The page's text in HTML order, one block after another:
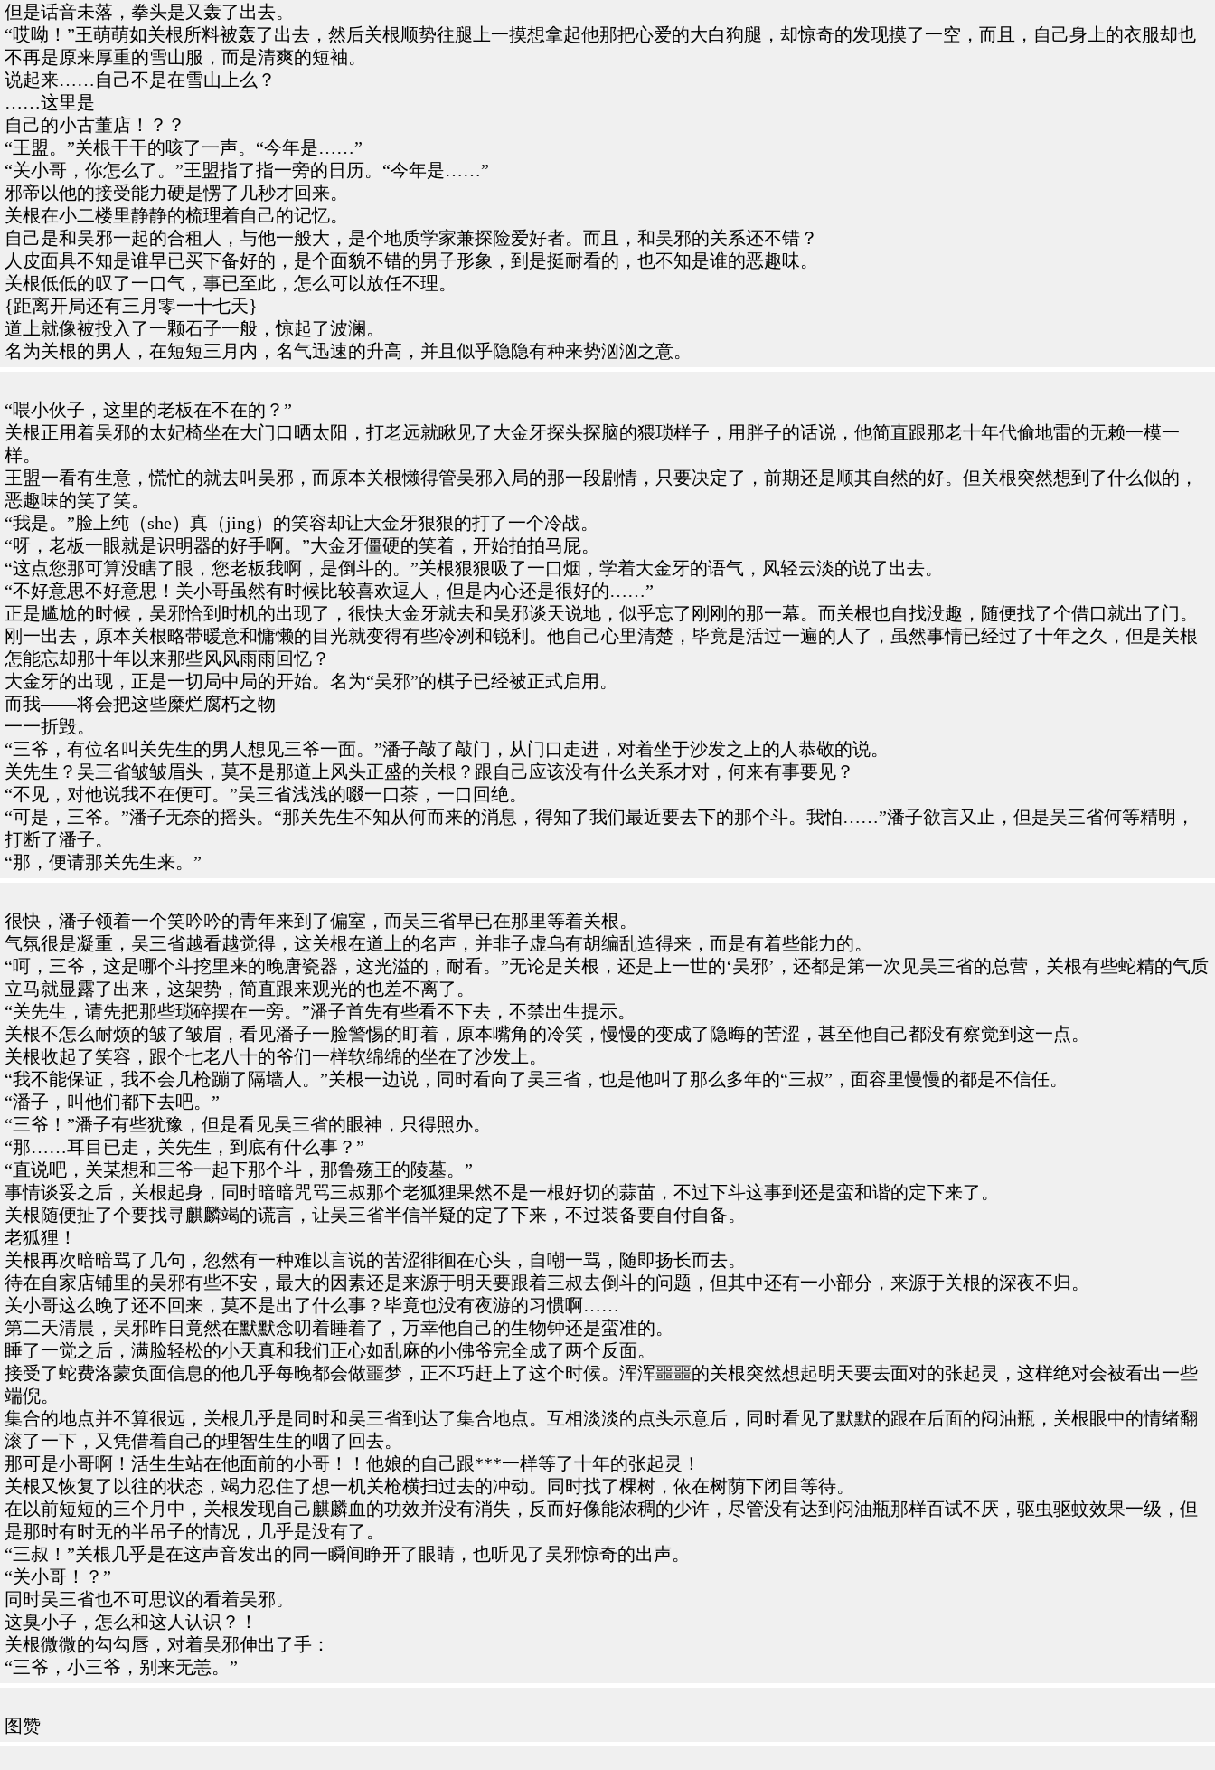
但是话音未落，拳头是又轰了出去。
“哎呦！”王萌萌如关根所料被轰了出去，然后关根顺势往腿上一摸想拿起他那把心爱的大白狗腿，却惊奇的发现摸了一空，而且，自己身上的衣服却也
不再是原来厚重的雪山服，而是清爽的短袖。
说起来……自己不是在雪山上么？
……这里是
自己的小古董店！？？
“王盟。”关根干干的咳了一声。“今年是……”
“关小哥，你怎么了。”王盟指了指一旁的日历。“今年是……”
邪帝以他的接受能力硬是愣了几秒才回来。
关根在小二楼里静静的梳理着自己的记忆。
自己是和吴邪一起的合租人，与他一般大，是个地质学家兼探险爱好者。而且，和吴邪的关系还不错？
人皮面具不知是谁早已买下备好的，是个面貌不错的男子形象，到是挺耐看的，也不知是谁的恶趣味。
关根低低的叹了一口气，事已至此，怎么可以放任不理。
{距离开局还有三月零一十七天}
道上就像被投入了一颗石子一般，惊起了波澜。
名为关根的男人，在短短三月内，名气迅速的升高，并且似乎隐隐有种来势汹汹之意。
“喂小伙子，这里的老板在不在的？”
关根正用着吴邪的太妃椅坐在大门口晒太阳，打老远就瞅见了大金牙探头探脑的猥琐样子，用胖子的话说，他简直跟那老十年代偷地雷的无赖一模一
样。
王盟一看有生意，慌忙的就去叫吴邪，而原本关根懒得管吴邪入局的那一段剧情，只要决定了，前期还是顺其自然的好。但关根突然想到了什么似的，
恶趣味的笑了笑。
“我是。”脸上纯（she）真（jing）的笑容却让大金牙狠狠的打了一个冷战。
“呀，老板一眼就是识明器的好手啊。”大金牙僵硬的笑着，开始拍拍马屁。
“这点您那可算没瞎了眼，您老板我啊，是倒斗的。”关根狠狠吸了一口烟，学着大金牙的语气，风轻云淡的说了出去。
“不好意思不好意思！关小哥虽然有时候比较喜欢逗人，但是内心还是很好的……”
正是尴尬的时候，吴邪恰到时机的出现了，很快大金牙就去和吴邪谈天说地，似乎忘了刚刚的那一幕。而关根也自找没趣，随便找了个借口就出了门。
刚一出去，原本关根略带暖意和慵懒的目光就变得有些冷冽和锐利。他自己心里清楚，毕竟是活过一遍的人了，虽然事情已经过了十年之久，但是关根
怎能忘却那十年以来那些风风雨雨回忆？
大金牙的出现，正是一切局中局的开始。名为“吴邪”的棋子已经被正式启用。
而我——将会把这些糜烂腐朽之物
一一折毁。
“三爷，有位名叫关先生的男人想见三爷一面。”潘子敲了敲门，从门口走进，对着坐于沙发之上的人恭敬的说。
关先生？吴三省皱皱眉头，莫不是那道上风头正盛的关根？跟自己应该没有什么关系才对，何来有事要见？
“不见，对他说我不在便可。”吴三省浅浅的啜一口茶，一口回绝。
“可是，三爷。”潘子无奈的摇头。“那关先生不知从何而来的消息，得知了我们最近要去下的那个斗。我怕……”潘子欲言又止，但是吴三省何等精明，
打断了潘子。
“那，便请那关先生来。”
很快，潘子领着一个笑吟吟的青年来到了偏室，而吴三省早已在那里等着关根。
气氛很是凝重，吴三省越看越觉得，这关根在道上的名声，并非子虚乌有胡编乱造得来，而是有着些能力的。
“呵，三爷，这是哪个斗挖里来的晚唐瓷器，这光溢的，耐看。”无论是关根，还是上一世的‘吴邪’，还都是第一次见吴三省的总营，关根有些蛇精的气质
立马就显露了出来，这架势，简直跟来观光的也差不离了。
“关先生，请先把那些琐碎摆在一旁。”潘子首先有些看不下去，不禁出生提示。
关根不怎么耐烦的皱了皱眉，看见潘子一脸警惕的盯着，原本嘴角的冷笑，慢慢的变成了隐晦的苦涩，甚至他自己都没有察觉到这一点。
关根收起了笑容，跟个七老八十的爷们一样软绵绵的坐在了沙发上。
“我不能保证，我不会几枪蹦了隔墙人。”关根一边说，同时看向了吴三省，也是他叫了那么多年的“三叔”，面容里慢慢的都是不信任。
“潘子，叫他们都下去吧。”
“三爷！”潘子有些犹豫，但是看见吴三省的眼神，只得照办。
“那……耳目已走，关先生，到底有什么事？”
“直说吧，关某想和三爷一起下那个斗，那鲁殇王的陵墓。”
事情谈妥之后，关根起身，同时暗暗咒骂三叔那个老狐狸果然不是一根好切的蒜苗，不过下斗这事到还是蛮和谐的定下来了。
关根随便扯了个要找寻麒麟竭的谎言，让吴三省半信半疑的定了下来，不过装备要自付自备。
老狐狸！
关根再次暗暗骂了几句，忽然有一种难以言说的苦涩徘徊在心头，自嘲一骂，随即扬长而去。
待在自家店铺里的吴邪有些不安，最大的因素还是来源于明天要跟着三叔去倒斗的问题，但其中还有一小部分，来源于关根的深夜不归。
关小哥这么晚了还不回来，莫不是出了什么事？毕竟也没有夜游的习惯啊……
第二天清晨，吴邪昨日竟然在默默念叨着睡着了，万幸他自己的生物钟还是蛮准的。
睡了一觉之后，满脸轻松的小天真和我们正心如乱麻的小佛爷完全成了两个反面。
接受了蛇费洛蒙负面信息的他几乎每晚都会做噩梦，正不巧赶上了这个时候。浑浑噩噩的关根突然想起明天要去面对的张起灵，这样绝对会被看出一些
端倪。
集合的地点并不算很远，关根几乎是同时和吴三省到达了集合地点。互相淡淡的点头示意后，同时看见了默默的跟在后面的闷油瓶，关根眼中的情绪翻
滚了一下，又凭借着自己的理智生生的咽了回去。
那可是小哥啊！活生生站在他面前的小哥！！他娘的自己跟***一样等了十年的张起灵！
关根又恢复了以往的状态，竭力忍住了想一机关枪横扫过去的冲动。同时找了棵树，依在树荫下闭目等待。
在以前短短的三个月中，关根发现自己麒麟血的功效并没有消失，反而好像能浓稠的少许，尽管没有达到闷油瓶那样百试不厌，驱虫驱蚊效果一级，但
是那时有时无的半吊子的情况，几乎是没有了。
“三叔！”关根几乎是在这声音发出的同一瞬间睁开了眼睛，也听见了吴邪惊奇的出声。
“关小哥！？”
同时吴三省也不可思议的看着吴邪。
这臭小子，怎么和这人认识？！
关根微微的勾勾唇，对着吴邪伸出了手：
“三爷，小三爷，别来无恙。”
图赞